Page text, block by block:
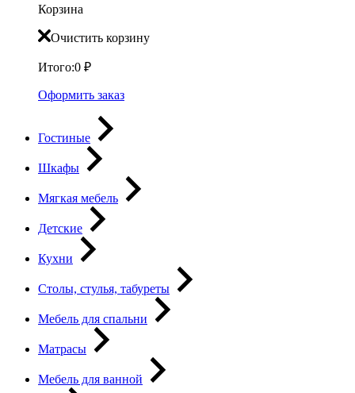
Корзина
Очистить корзину
Итого:0 ₽
Оформить заказ
Гостиные
Шкафы
Мягкая мебель
Детские
Кухни
Столы, стулья, табуреты
Мебель для спальни
Матрасы
Мебель для ванной